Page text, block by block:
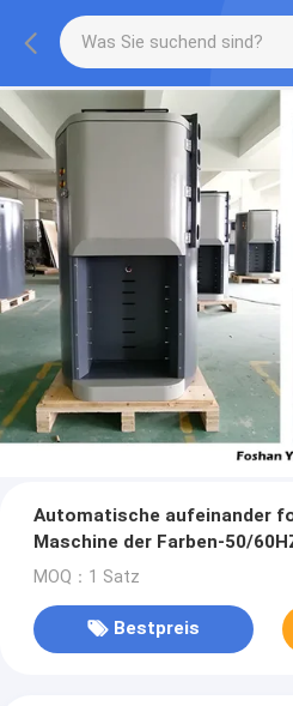
Automatische aufeinander
Maschine der Farben-50/
Software
MOQ：1 Satz
Bestpreis